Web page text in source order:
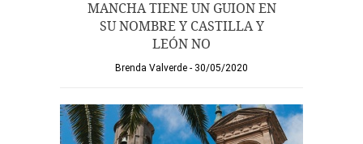
MANCHA TIENE UN GUION EN
SU NOMBRE Y CASTILLA Y
LEÓN NO
Brenda Valverde 30/05/2020